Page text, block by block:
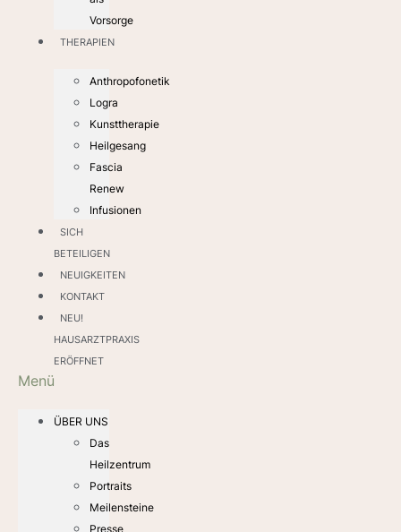
Vorsorge
THERAPIEN
Anthropofonetik
Logra
Kunsttherapie
Heilgesang
Fascia
Renew
Infusionen
SICH
BETEILIGEN
NEUIGKEITEN
KONTAKT
NEU!
HAUSARZTPRAXIS
ERÖFFNET
Menü
ÜBER UNS
Das
Heilzentrum
Portraits
Meilensteine
Presse